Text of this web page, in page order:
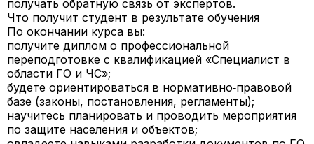
получать обратную связь от экспертов.
Что получит студент в результате обучения
По окончании курса вы:
получите диплом о профессиональной
переподготовке с квалификацией «Специалист в
области ГО и ЧС»;
будете ориентироваться в нормативно‑правовой
базе (законы, постановления, регламенты);
научитесь планировать и проводить мероприятия
по защите населения и объектов;